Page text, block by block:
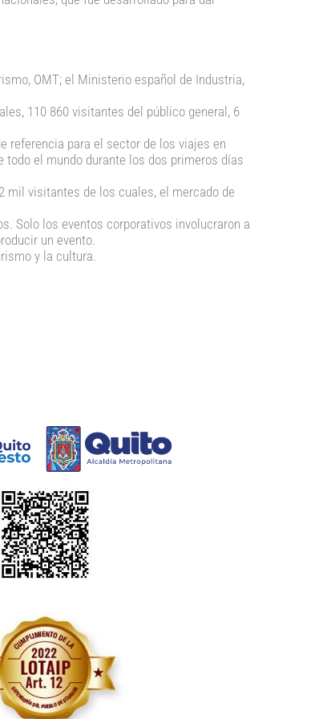
OMT; el Ministerio español de Industria,
110 860 visitantes del público general, 6
referencia para el sector de los viajes en
todo el mundo durante los dos primeros días
mil visitantes de los cuales, el mercado de
Solo los eventos corporativos involucraron a
un evento.
y la cultura.